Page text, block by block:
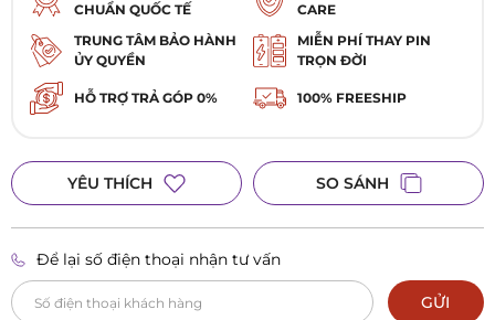
CHUẨN QUỐC TẾ
CARE
TRUNG TÂM BẢO HÀNH
ỦY QUYỀN
MIỄN PHÍ THAY PIN
TRỌN ĐỜI
HỖ TRỢ TRẢ GÓP 0% 100% FREESHIP
YÊU THÍCH SO SÁNH
Để lại số điện thoại nhận tư vấn
GỬI